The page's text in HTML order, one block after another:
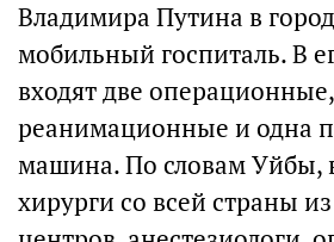
Владимира Путина в
мобильный госпиталь. В
входят две
реанимационные и одна
машина. По словам Уйбы,
хирурги со всей страны